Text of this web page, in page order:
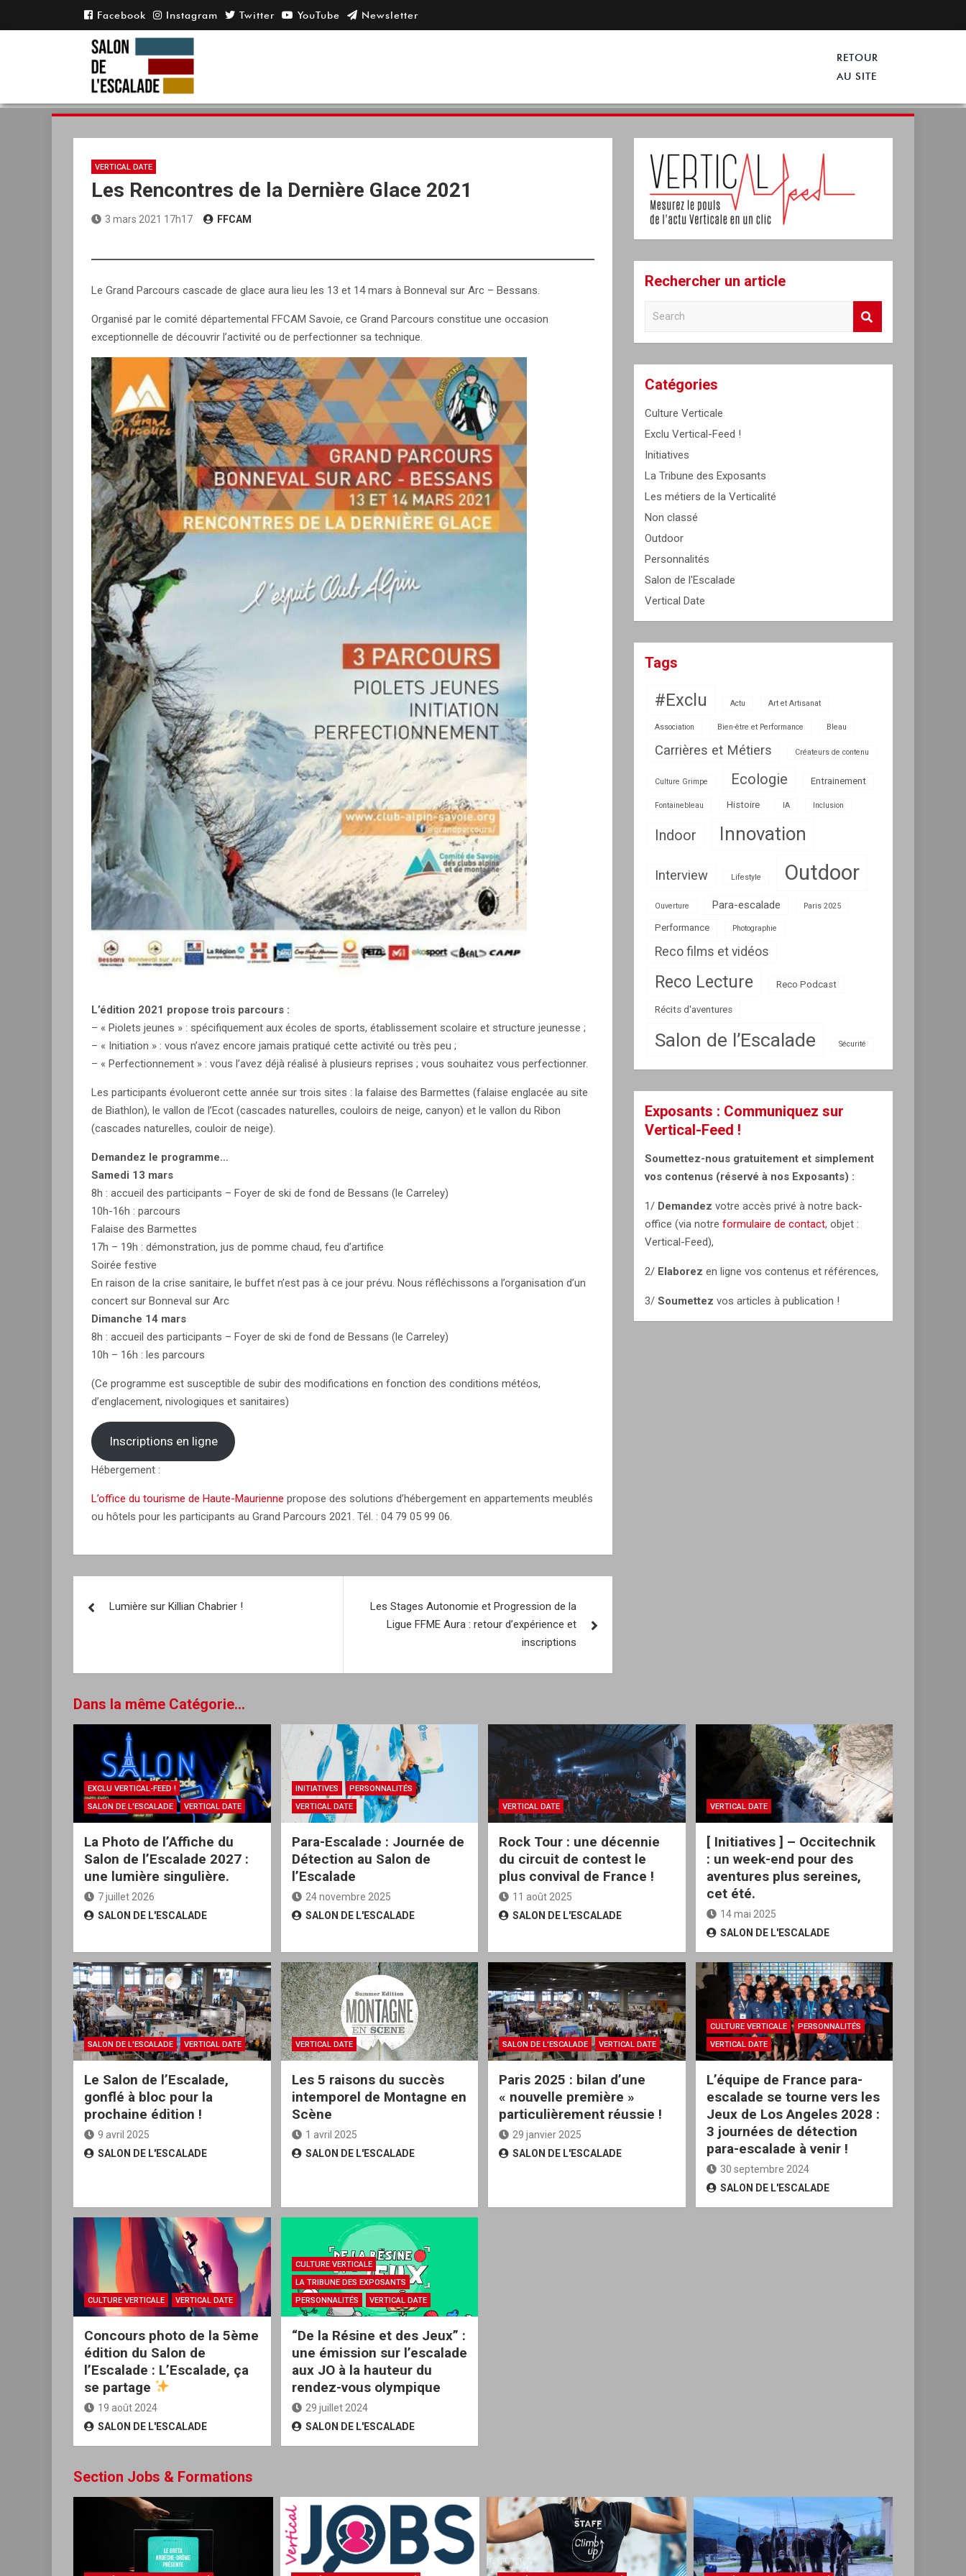
VERTICAL DATE
Les Rencontres de la Dernière Glace 2021
3 mars 2021 17h17 FFCAM
Le Grand Parcours cascade de glace aura lieu les 13 et 14 mars à Bonneval sur Arc – Bessans.
Organisé par le comité départemental FFCAM Savoie, ce Grand Parcours constitue une occasion
exceptionnelle de découvrir l’activité ou de perfectionner sa technique.
L’édition 2021 propose trois parcours :
– « Piolets jeunes » : spécifiquement aux écoles de sports, établissement scolaire et structure jeunesse ;
– « Initiation » : vous n’avez encore jamais pratiqué cette activité ou très peu ;
– « Perfectionnement » : vous l’avez déjà réalisé à plusieurs reprises ; vous souhaitez vous perfectionner.
Les participants évolueront cette année sur trois sites : la falaise des Barmettes (falaise englacée au site
de Biathlon), le vallon de l’Ecot (cascades naturelles, couloirs de neige, canyon) et le vallon du Ribon
(cascades naturelles, couloir de neige).
Demandez le programme…
Samedi 13 mars
8h : accueil des participants – Foyer de ski de fond de Bessans (le Carreley)
10h-16h : parcours
Falaise des Barmettes
17h – 19h : démonstration, jus de pomme chaud, feu d’artifice
Soirée festive
En raison de la crise sanitaire, le buffet n’est pas à ce jour prévu. Nous réfléchissons a l’organisation d’un
concert sur Bonneval sur Arc
Dimanche 14 mars
8h : accueil des participants – Foyer de ski de fond de Bessans (le Carreley)
10h – 16h : les parcours
(Ce programme est susceptible de subir des modifications en fonction des conditions météos,
d’englacement, nivologiques et sanitaires)
Inscriptions en ligne
Hébergement :
L’office du tourisme de Haute-Maurienne propose des solutions d’hébergement en appartements meublés
ou hôtels pour les participants au Grand Parcours 2021. Tél. : 04 79 05 99 06.
de
Lumière sur Killian Chabrier !
Les Stages Autonomie et Progression de la
Ligue FFME Aura : retour d’expérience et
inscriptions
Rechercher un article
a
r
c
Catégories
Culture Verticale
Exclu Vertical-Feed !
Initiatives
La Tribune des Exposants
Les métiers de la Verticalité
Non classé
Outdoor
Personnalités
Salon de l'Escalade
Vertical Date
Tags
#Exclu Actu Art et Artisanat
Association Bien-être et Performance Bleau
Carrières et Métiers Créateurs de contenu
Culture Grimpe Ecologie Entrainement
Fontainebleau Histoire IA Inclusion
Indoor Innovation
Interview Lifestyle Outdoor
Ouverture Para-escalade Paris 2025
Performance Photographie
Reco films et vidéos
Reco Lecture Reco Podcast
Récits d'aventures
Salon de l’Escalade Sécurité
Exposants : Communiquez sur
Vertical-Feed !
Soumettez-nous gratuitement et simplement
vos contenus (réservé à nos Exposants) :
1/ Demandez votre accès privé à notre back-
office (via notre formulaire de contact, objet :
Vertical-Feed),
2/ Elaborez en ligne vos contenus et références,
3/ Soumettez vos articles à publication !
Dans la même Catégorie...
EXCLU VERTICAL-FEED !
SALON DE L'ESCALADE
VERTICAL DATE
La Photo de l’Affiche du
Salon de l’Escalade 2027 :
une lumière singulière.
7 juillet 2026
SALON DE L'ESCALADE
INITIATIVES
PERSONNALITÉS
VERTICAL DATE
Para-Escalade : Journée de
Détection au Salon de
l’Escalade
24 novembre 2025
SALON DE L'ESCALADE
VERTICAL DATE
Rock Tour : une décennie
du circuit de contest le
plus convival de France !
11 août 2025
SALON DE L'ESCALADE
VERTICAL DATE
[ Initiatives ] – Occitechnik
: un week-end pour des
aventures plus sereines,
cet été.
14 mai 2025
SALON DE L'ESCALADE
SALON DE L'ESCALADE VERTICAL DATE
Le Salon de l’Escalade,
gonflé à bloc pour la
prochaine édition !
9 avril 2025
SALON DE L'ESCALADE
VERTICAL DATE
Les 5 raisons du succès
intemporel de Montagne en
Scène
1 avril 2025
SALON DE L'ESCALADE
SALON DE L'ESCALADE VERTICAL DATE
Paris 2025 : bilan d’une
« nouvelle première »
particulièrement réussie !
29 janvier 2025
SALON DE L'ESCALADE
CULTURE VERTICALE
PERSONNALITÉS
VERTICAL DATE
L’équipe de France para-
escalade se tourne vers les
Jeux de Los Angeles 2028 :
3 journées de détection
para-escalade à venir !
30 septembre 2024
SALON DE L'ESCALADE
CULTURE VERTICALE VERTICAL DATE
Concours photo de la 5ème
édition du Salon de
l’Escalade : L’Escalade, ça
se partage
19 août 2024
SALON DE L'ESCALADE
CULTURE VERTICALE
LA TRIBUNE DES EXPOSANTS
PERSONNALITÉS
VERTICAL DATE
“De la Résine et des Jeux” :
une émission sur l’escalade
aux JO à la hauteur du
rendez-vous olympique
29 juillet 2024
SALON DE L'ESCALADE
Section Jobs & Formations